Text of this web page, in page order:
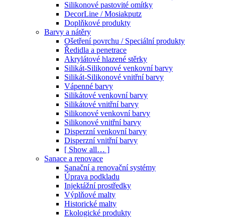
Silikonové pastovité omítky
DecorLine / Mosiakputz
Doplňkové produkty
Barvy a nátěry
Ošetření povrchu / Speciální produkty
Ředidla a penetrace
Akrylátové hlazené stěrky
Silikát-Silikonové venkovní barvy
Silikát-Silikonové vnitřní barvy
Vápenné barvy
Silikátové venkovní barvy
Silikátové vnitřní barvy
Silikonové venkovní barvy
Silikonové vnitřní barvy
Disperzní venkovní barvy
Disperzní vnitřní barvy
[ Show all… ]
Sanace a renovace
Sanační a renovační systémy
Úprava podkladu
Injektážní prostředky
Výplňové malty
Historické malty
Ekologické produkty